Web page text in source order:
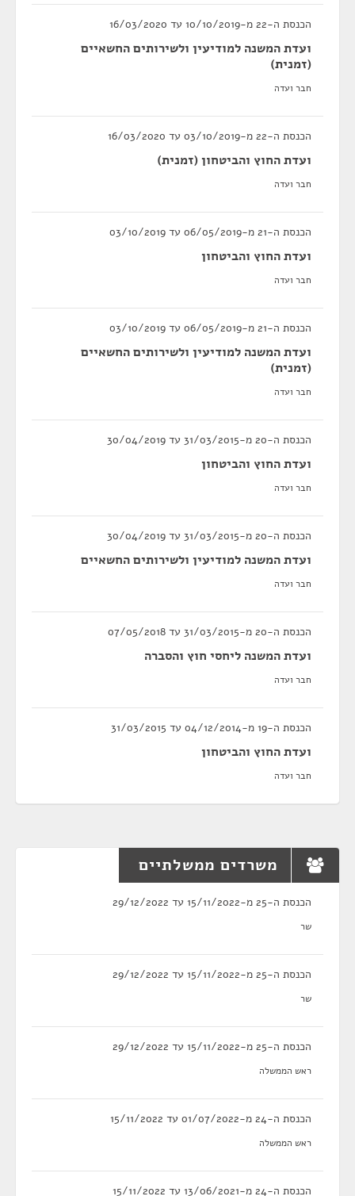
הכנסת ה-22 מ-10/10/2019 עד 16/03/2020
ועדת המשנה למודיעין ולשירותים החשאיים
(זמנית)
חבר ועדה
הכנסת ה-22 מ-03/10/2019 עד 16/03/2020
ועדת החוץ והביטחון (זמנית)
חבר ועדה
הכנסת ה-21 מ-06/05/2019 עד 03/10/2019
ועדת החוץ והביטחון
חבר ועדה
הכנסת ה-21 מ-06/05/2019 עד 03/10/2019
ועדת המשנה למודיעין ולשירותים החשאיים
(זמנית)
חבר ועדה
הכנסת ה-20 מ-31/03/2015 עד 30/04/2019
ועדת החוץ והביטחון
חבר ועדה
הכנסת ה-20 מ-31/03/2015 עד 30/04/2019
ועדת המשנה למודיעין ולשירותים החשאיים
חבר ועדה
הכנסת ה-20 מ-31/03/2015 עד 07/05/2018
ועדת המשנה ליחסי חוץ והסברה
חבר ועדה
הכנסת ה-19 מ-04/12/2014 עד 31/03/2015
ועדת החוץ והביטחון
חבר ועדה
משרדים ממשלתיים
הכנסת ה-25 מ-15/11/2022 עד 29/12/2022
שר
הכנסת ה-25 מ-15/11/2022 עד 29/12/2022
שר
הכנסת ה-25 מ-15/11/2022 עד 29/12/2022
ראש הממשלה
הכנסת ה-24 מ-01/07/2022 עד 15/11/2022
ראש הממשלה
הכנסת ה-24 מ-13/06/2021 עד 15/11/2022